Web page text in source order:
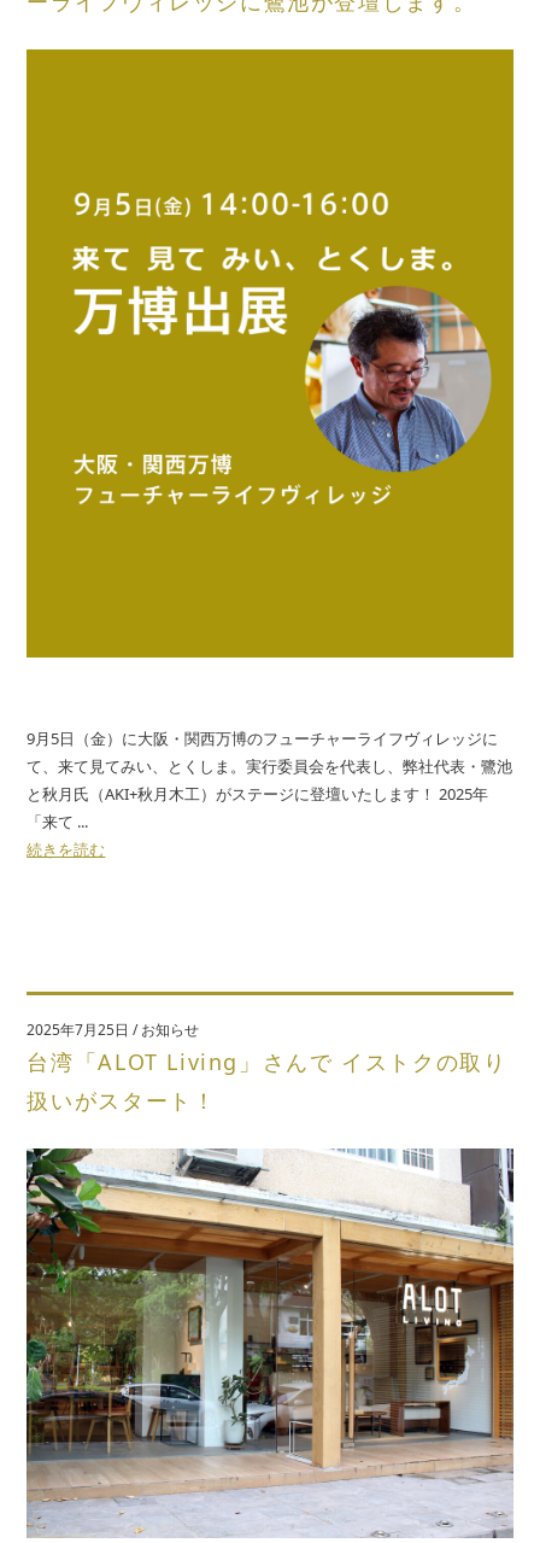
9月5日（金）に大阪・関西万博のフューチャーライフヴィレッジに
て、来て見てみい、とくしま。実行委員会を代表し、弊社代表・鷺池
と秋月氏（AKI+秋月木工）がステージに登壇いたします！ 2025年
「来て ...
続きを読む
2025年7月25日 /お知らせ
台湾「ALOT Living」さんで イストクの取り
扱いがスタート！